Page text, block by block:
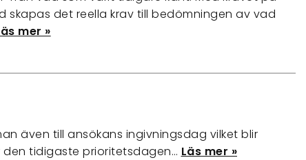
skapas det reella krav till bedömningen av vad
mer »
även till ansökans ingivningsdag vilket blir
tidigaste prioritetsdagen… Läs mer »